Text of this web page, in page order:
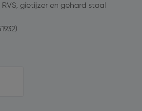
gietijzer en gehard staal